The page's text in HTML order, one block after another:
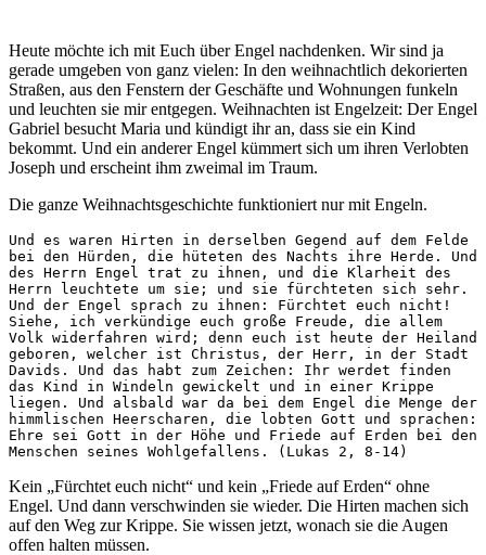
Heute möchte ich mit Euch über Engel nachdenken. Wir sind ja
gerade umgeben von ganz vielen: In den weihnachtlich dekorierten
Straßen, aus den Fenstern der Geschäfte und Wohnungen funkeln
und leuchten sie mir entgegen. Weihnachten ist Engelzeit: Der Engel
Gabriel besucht Maria und kündigt ihr an, dass sie ein Kind
bekommt. Und ein anderer Engel kümmert sich um ihren Verlobten
Joseph und erscheint ihm zweimal im Traum.
Die ganze Weihnachtsgeschichte funktioniert nur mit Engeln.
Und es waren Hirten in derselben Gegend auf dem Felde
bei den Hürden, die hüteten des Nachts ihre Herde. Und
des Herrn Engel trat zu ihnen, und die Klarheit des
Herrn leuchtete um sie; und sie fürchteten sich sehr.
Und der Engel sprach zu ihnen: Fürchtet euch nicht!
Siehe, ich verkündige euch große Freude, die allem
Volk widerfahren wird; denn euch ist heute der Heiland
geboren, welcher ist Christus, der Herr, in der Stadt
Davids. Und das habt zum Zeichen: Ihr werdet finden
das Kind in Windeln gewickelt und in einer Krippe
liegen. Und alsbald war da bei dem Engel die Menge der
himmlischen Heerscharen, die lobten Gott und sprachen:
Ehre sei Gott in der Höhe und Friede auf Erden bei den
Menschen seines Wohlgefallens. (Lukas 2, 8-14)
Kein „Fürchtet euch nicht“ und kein „Friede auf Erden“ ohne
Engel. Und dann verschwinden sie wieder. Die Hirten machen sich
auf den Weg zur Krippe. Sie wissen jetzt, wonach sie die Augen
offen halten müssen.